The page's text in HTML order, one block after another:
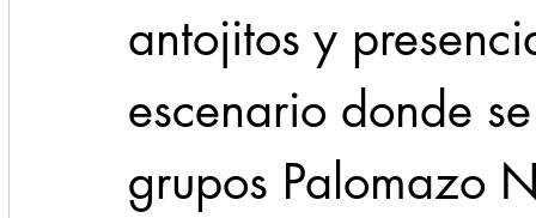
antojitos y
escenario donde
grupos Palomazo